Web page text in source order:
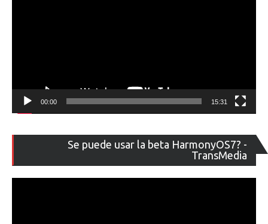
00:00 15:31
Se puede usar la beta HarmonyOS7? -
TransMedia
de